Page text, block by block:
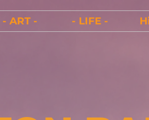
- ART - - LIFE -